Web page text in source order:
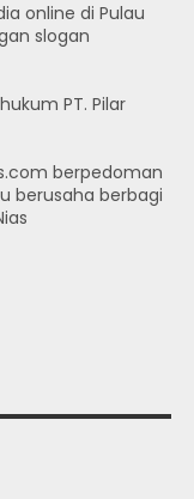
online di Pulau
slogan
PT. Pilar
berpedoman
berusaha berbagi